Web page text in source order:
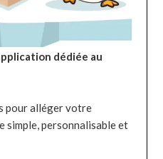
dédiée au
pour alléger votre
simple, personnalisable et